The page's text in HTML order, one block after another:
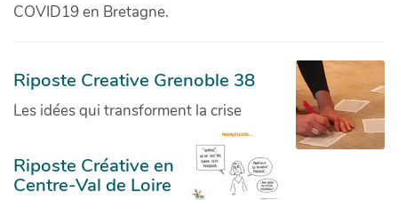
COVID19 en Bretagne.
Riposte Creative Grenoble 38
Les idées qui transforment la crise
Riposte Créative en
Centre-Val de Loire